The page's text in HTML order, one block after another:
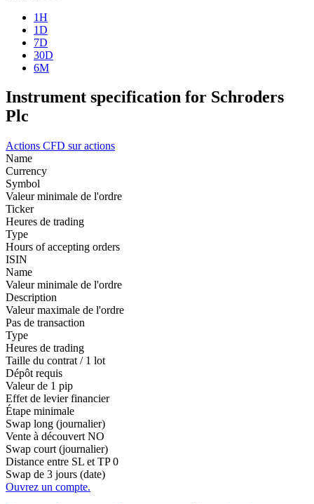
1H
1D
7D
30D
6M
Instrument specification for Schroders
Plc
Actions CFD sur actions
Name
Currency
Symbol
Valeur minimale de l'ordre
Ticker
Heures de trading
Type
Hours of accepting orders
ISIN
Name
Valeur minimale de l'ordre
Description
Valeur maximale de l'ordre
Pas de transaction
Type
Heures de trading
Taille du contrat / 1 lot
Dépôt requis
Valeur de 1 pip
Effet de levier financier
Étape minimale
Swap long (journalier)
Vente à découvert NO
Swap court (journalier)
Distance entre SL et TP 0
Swap de 3 jours (date)
Ouvrez un compte.